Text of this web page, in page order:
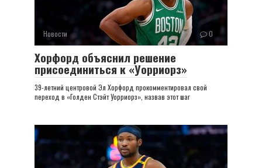
Новости 0
Хорфорд объяснил решение
присоединиться к «Уорриорз»
39-летний центровой Эл Хорфорд прокомментировал свой
переход в «Голден Стэйт Уорриорз», назвав этот шаг